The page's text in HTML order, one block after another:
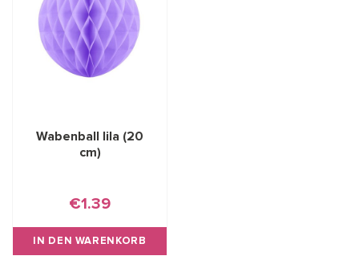
Wabenball lila (20
cm)
€1.39
IN DEN WARENKORB